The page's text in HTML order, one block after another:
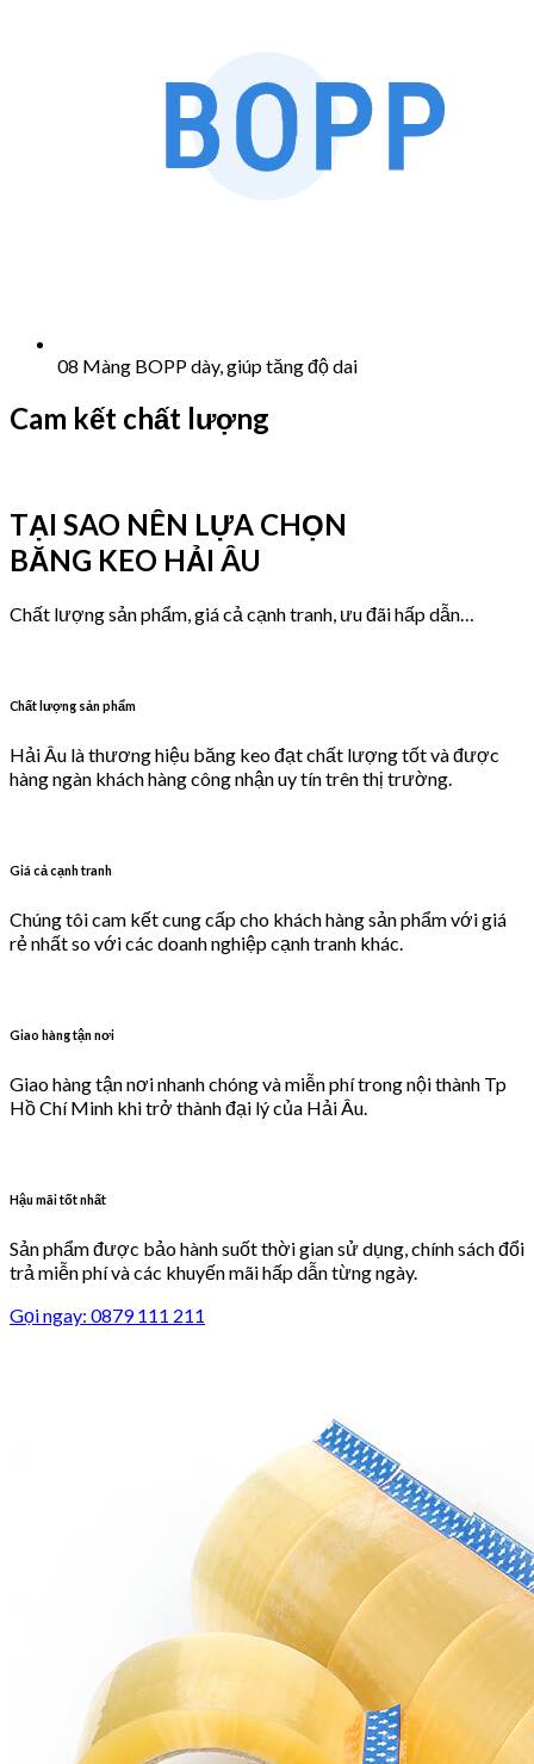
08 Màng BOPP dày, giúp tăng độ dai
Cam kết chất lượng
TẠI SAO NÊN LỰA CHỌN
BĂNG KEO HẢI ÂU
Chất lượng sản phẩm, giá cả cạnh tranh, ưu đãi hấp dẫn…
Chất lượng sản phẩm
Hải Âu là thương hiệu băng keo đạt chất lượng tốt và được
hàng ngàn khách hàng công nhận uy tín trên thị trường.
Giá cả cạnh tranh
Chúng tôi cam kết cung cấp cho khách hàng sản phẩm với giá
rẻ nhất so với các doanh nghiệp cạnh tranh khác.
Giao hàng tận nơi
Giao hàng tận nơi nhanh chóng và miễn phí trong nội thành Tp
Hồ Chí Minh khi trở thành đại lý của Hải Âu.
Hậu mãi tốt nhất
Sản phẩm được bảo hành suốt thời gian sử dụng, chính sách đổi
trả miễn phí và các khuyến mãi hấp dẫn từng ngày.
Gọi ngay: 0879 111 211